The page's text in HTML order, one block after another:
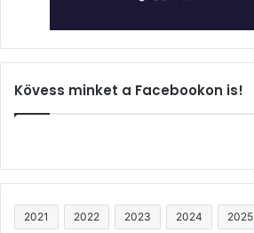
Kövess minket a Facebookon is!
2021 2022 2023 2024 2025